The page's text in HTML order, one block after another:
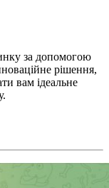
за допомогою
рішення,
вам ідеальне